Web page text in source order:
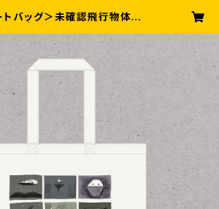
トバッグ＞未確認飛行物体 B